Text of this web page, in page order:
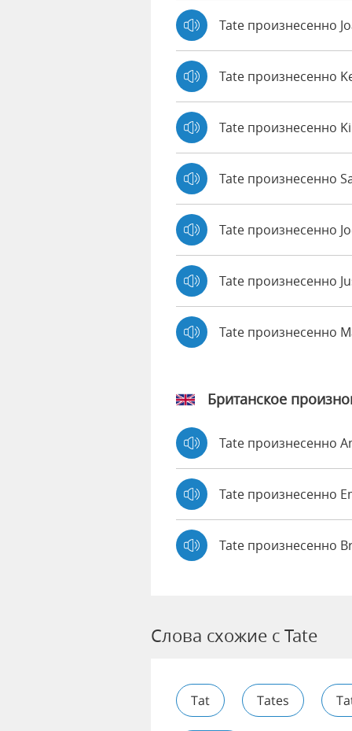
Tate произнесенно
Tate произнесенно
Tate произнесенно
Tate произнесенно
Tate произнесенно
Tate произнесенно
Tate произнесенно
Британское
Tate произнесенно
Tate произнесенно
Tate произнесенно
Слова схожие с Tate
Tat Tates